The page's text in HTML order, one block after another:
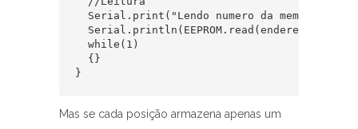
Serial.print("Lendo numero da memoria
  Serial.println(EEPROM.read(endereco));
  while(1)
  {}
}
Mas se cada posição armazena apenas um